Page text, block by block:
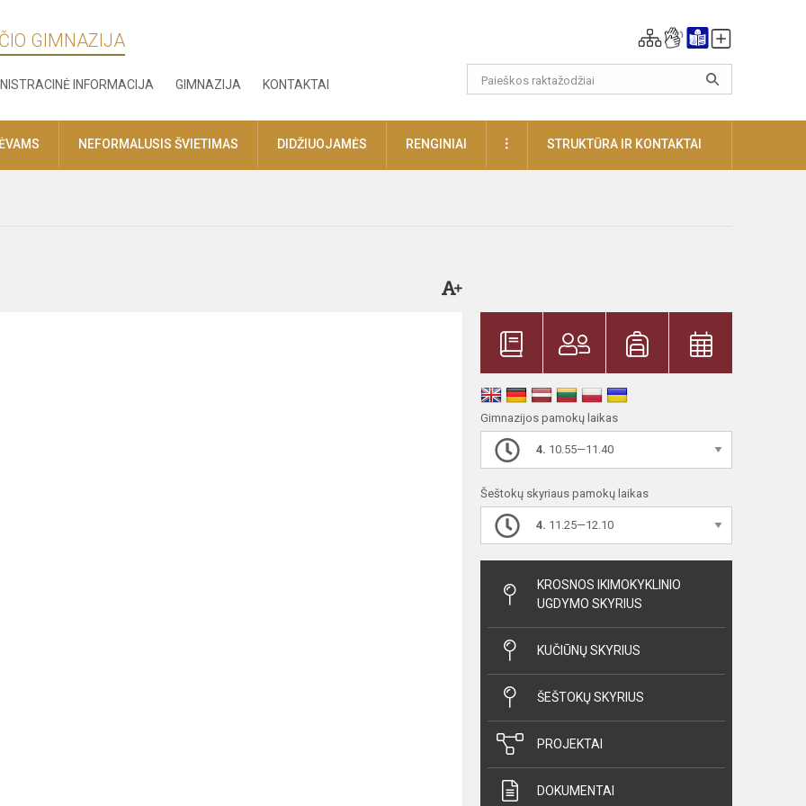
GIMNAZIJA
INFORMACIJA GIMNAZIJA KONTAKTAI
NEFORMALUSIS ŠVIETIMAS DIDŽIUOJAMĖS RENGINIAI DAUGIAUSTRUKTŪRA IR KONTAKTAI
Gimnazijos pamokų laikas
4. 10.55—11.40
Šeštokų skyriaus pamokų laikas
4. 11.25—12.10
KROSNOS IKIMOKYKLINIO
UGDYMO SKYRIUS
KUČIŪNŲ SKYRIUS
ŠEŠTOKŲ SKYRIUS
PROJEKTAI
DOKUMENTAI